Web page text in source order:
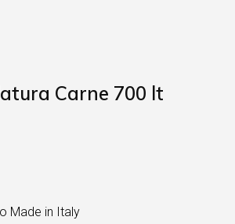
Carne 700 lt
Made in Italy